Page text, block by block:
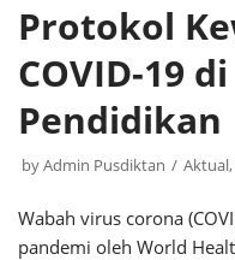
Protokol
COVID-19
Pendidikan
byAdmin Pusdiktan Aktual,
Wabah virus corona
pandemi oleh World